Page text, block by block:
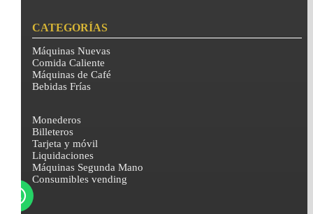
CATEGORÍAS
Máquinas Nuevas
Comida Caliente
Máquinas de Café
Bebidas Frías
Monederos
Billeteros
Tarjeta y móvil
Liquidaciones
Máquinas Segunda Mano
Consumibles vending